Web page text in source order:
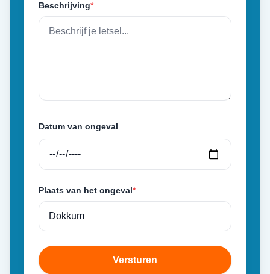
Beschrijving*
Datum van ongeval
Plaats van het ongeval*
Versturen